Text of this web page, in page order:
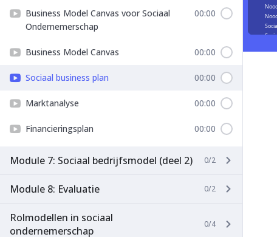
Business Model Canvas voor Sociaal
Ondernemerschap
00:00
Business Model Canvas 00:00
Sociaal business plan 00:00
Marktanalyse 00:00
Financieringsplan 00:00
Module 7: Sociaal bedrijfsmodel (deel 2) 0/2
Module 8: Evaluatie 0/2
Rolmodellen in sociaal
ondernemerschap
0/4